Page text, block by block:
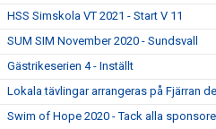
HSS Simskola VT 2021 - Start V 11
SUM SIM November 2020 - Sundsvall
Gästrikeserien 4 - Inställt
Lokala tävlingar arrangeras på Fjärran
Swim of Hope 2020 - Tack alla